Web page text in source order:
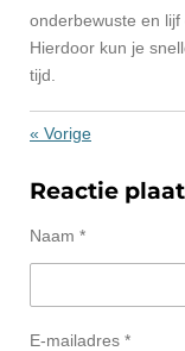
onderbewuste en
Hierdoor kun je
tijd.
« Vorige
Reactie
Naam *
E-mailadres *